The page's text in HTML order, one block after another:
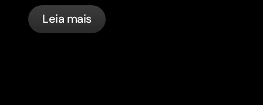
in France with bunq.
Leia mais